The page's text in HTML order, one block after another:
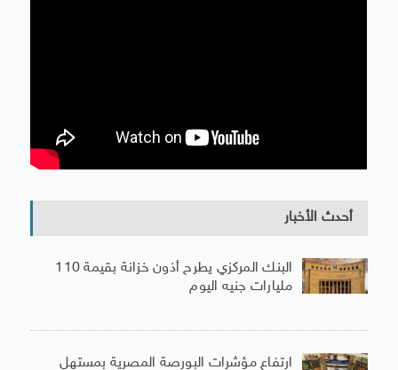
أحدث الأخبار
البنك المركزي يطرح أذون خزانة بقيمة 110
مليارات جنيه اليوم
ارتفاع مؤشرات البورصة المصرية بمستهل